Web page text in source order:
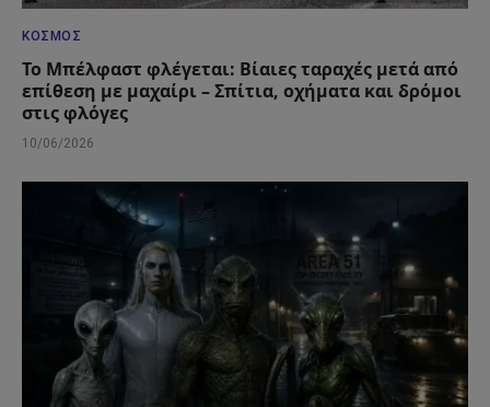
ΚΌΣΜΟΣ
Το Μπέλφαστ φλέγεται: Βίαιες ταραχές μετά από
επίθεση με μαχαίρι – Σπίτια, οχήματα και δρόμοι
στις φλόγες
10/06/2026